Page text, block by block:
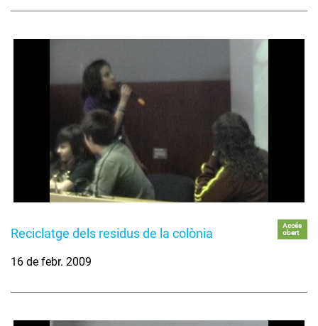
Reciclatge dels residus de la colònia
Accés
obert
16 de febr. 2009